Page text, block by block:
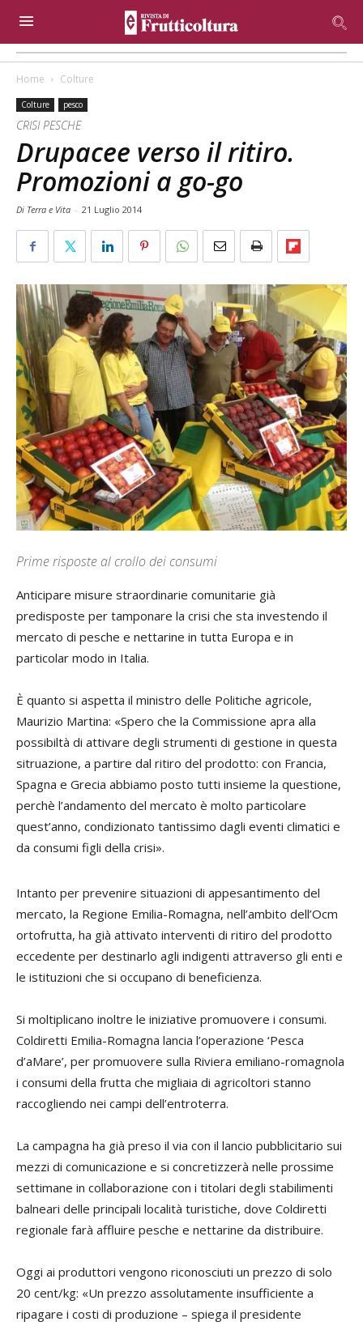
Home Colture
Colture pesco
CRISI PESCHE
Drupacee verso il ritiro.
Promozioni a go-go
Di Terra e Vita - 21 Luglio 2014
Prime risposte al crollo dei consumi
Anticipare misure straordinarie comunitarie già
predisposte per tamponare la crisi che sta investendo il
mercato di pesche e nettarine in tutta Europa e in
particolar modo in Italia.
È quanto si aspetta il ministro delle Politiche agricole,
Maurizio Martina: «Spero che la Commissione apra alla
possibiltà di attivare degli strumenti di gestione in questa
sitruazione, a partire dal ritiro del prodotto: con Francia,
Spagna e Grecia abbiamo posto tutti insieme la questione,
perchè l’andamento del mercato è molto particolare
quest’anno, condizionato tantissimo dagli eventi climatici e
da consumi figli della crisi».
Intanto per prevenire situazioni di appesantimento del
mercato, la Regione Emilia-Romagna, nell’ambito dell’Ocm
ortofrutta, ha già attivato interventi di ritiro del prodotto
eccedente per destinarlo agli indigenti attraverso gli enti e
le istituzioni che si occupano di beneficienza.
Si moltiplicano inoltre le iniziative promuovere i consumi.
Coldiretti Emilia-Romagna lancia l’operazione ‘Pesca
d’aMare’, per promuovere sulla Riviera emiliano-romagnola
i consumi della frutta che migliaia di agricoltori stanno
raccogliendo nei campi dell’entroterra.
La campagna ha già preso il via con il lancio pubblicitario sui
mezzi di comunicazione e si concretizzerà nelle prossime
settimane in collaborazione con i titolari degli stabilimenti
balneari delle principali località turistiche, dove Coldiretti
regionale farà affluire pesche e nettarine da distribuire.
Oggi ai produttori vengono riconosciuti un prezzo di solo
20 cent/kg: «Un prezzo assolutamente insufficiente a
ripagare i costi di produzione – spiega il presidente